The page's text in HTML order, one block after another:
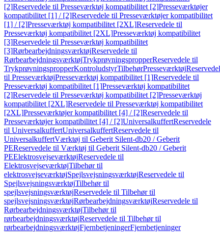
[2]Reservedele til Presseværktøj kompatibilitet [2]Presseværktøjer
kompatibilitet [1] / [2]Reservedele til Presseværktøjer kompatibilitet
[1] / [2]Presseværktøj kompatibilitet [2XL]Reservedele til
Presseværktøj kompatibilitet [2XL]Presseværktøj kompatibilitet
[3]Reservedele til Presseværktøj kompatibilitet
[3]RørbearbejdningsværktøjReservedele til
RørbearbejdningsværktøjTrykprøvningspropperReservedele til
TrykprøvningspropperKontroludstyrTilbehørPresseværktøj
til PresseværktøjPresseværktøj kompatibilitet [1]Reservedele til
Presseværktøj kompatibilitet [1]Presseværktøj kompatibilitet
[2]Reservedele til Presseværktøj kompatibilitet [2]Presseværktøj
kompatibilitet [2XL]Reservedele til Presseværktøj kompatibilitet
[2XL]Presseværktøjer kompatibilitet [4] / [2]Reservedele til
Presseværktøjer kompatibilitet [4] / [2]UniversalkuffertReservedele
til UniversalkuffertUniversalkuffertReservedele til
UniversalkuffertVærktøj til Geberit Silent-db20 / Geberit
PEReservedele til Værktøj til Geberit Silent-db20 / Geberit
PEElektrosvejseværktøjReservedele til
ElektrosvejseværktøjTilbehør til
elektrosvejseværktøjSpejlsvejsningsværktøjReservedele til
SpejlsvejsningsværktøjTilbehør til
spejlsvejsningsværktøjReservedele til Tilbehør til
spejlsvejsningsværktøjRørbearbejdningsværktøjReservedele til
RørbearbejdningsværktøjTilbehør til
rørbearbejdningsværktøjReservedele til Tilbehør til
rørbearbejdningsværktøjFjernbetjeningerFjernbetjeninger